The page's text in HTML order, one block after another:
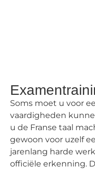
Soms moet u voor
vaardigheden
u de Franse taal
gewoon voor uzelf
jarenlang harde
officiële erkenning.